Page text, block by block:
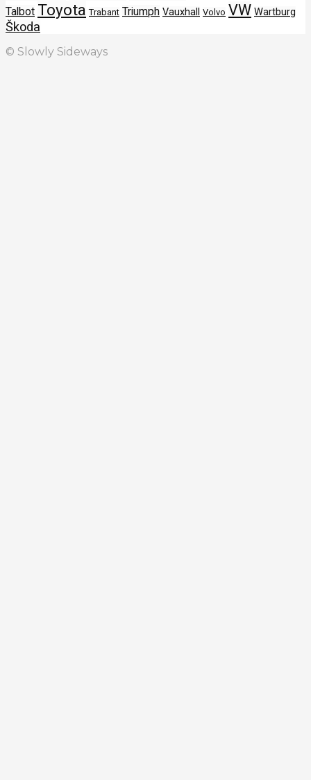
Talbot Toyota Trabant Triumph Vauxhall Volvo VW Wartburg
Škoda
© Slowly Sideways